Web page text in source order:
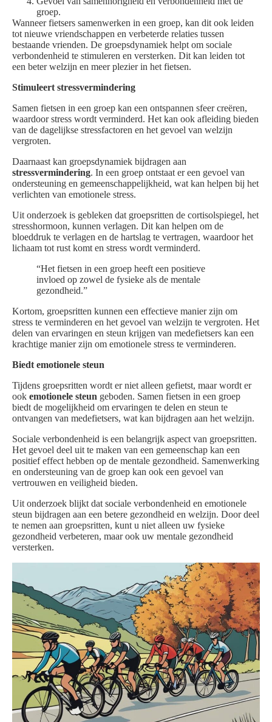
groep.
Wanneer fietsers samenwerken in een groep, kan dit ook leiden
tot nieuwe vriendschappen en verbeterde relaties tussen
bestaande vrienden. De groepsdynamiek helpt om sociale
verbondenheid te stimuleren en versterken. Dit kan leiden tot
een beter welzijn en meer plezier in het fietsen.
Stimuleert stressvermindering
Samen fietsen in een groep kan een ontspannen sfeer creëren,
waardoor stress wordt verminderd. Het kan ook afleiding bieden
van de dagelijkse stressfactoren en het gevoel van welzijn
vergroten.
Daarnaast kan groepsdynamiek bijdragen aan
stressvermindering. In een groep ontstaat er een gevoel van
ondersteuning en gemeenschappelijkheid, wat kan helpen bij het
verlichten van emotionele stress.
Uit onderzoek is gebleken dat groepsritten de cortisolspiegel, het
stresshormoon, kunnen verlagen. Dit kan helpen om de
bloeddruk te verlagen en de hartslag te vertragen, waardoor het
lichaam tot rust komt en stress wordt verminderd.
“Het fietsen in een groep heeft een positieve
invloed op zowel de fysieke als de mentale
gezondheid.”
Kortom, groepsritten kunnen een effectieve manier zijn om
stress te verminderen en het gevoel van welzijn te vergroten. Het
delen van ervaringen en steun krijgen van medefietsers kan een
krachtige manier zijn om emotionele stress te verminderen.
Biedt emotionele steun
Tijdens groepsritten wordt er niet alleen gefietst, maar wordt er
ook emotionele steun geboden. Samen fietsen in een groep
biedt de mogelijkheid om ervaringen te delen en steun te
ontvangen van medefietsers, wat kan bijdragen aan het welzijn.
Sociale verbondenheid is een belangrijk aspect van groepsritten.
Het gevoel deel uit te maken van een gemeenschap kan een
positief effect hebben op de mentale gezondheid. Samenwerking
en ondersteuning van de groep kan ook een gevoel van
vertrouwen en veiligheid bieden.
Uit onderzoek blijkt dat sociale verbondenheid en emotionele
steun bijdragen aan een betere gezondheid en welzijn. Door deel
te nemen aan groepsritten, kunt u niet alleen uw fysieke
gezondheid verbeteren, maar ook uw mentale gezondheid
versterken.